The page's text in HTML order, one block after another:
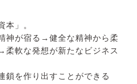
本」。
神が宿る→健全な精神から柔
柔軟な発想が新たなビジネス
鎖を作り出すことができる